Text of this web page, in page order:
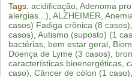
Tags: acidificação, Adenoma
alergias...) ALZHEIMER
casos) Fadiga crônica (8 casos)
casos) Autismo (suposto) (1
bactérias, bem estar geral,
Doença de Lyme (3 casos)
características bioenergéticas,
caso) Câncer de cólon (1 caso)